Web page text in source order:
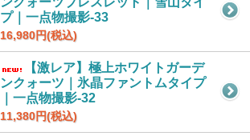
プ｜一点物撮影-33
16,980円(税込)
【激レア】極上ホワイトガーデ
ンクォーツ｜氷晶ファントムタイプ
｜一点物撮影-32
11,380円(税込)